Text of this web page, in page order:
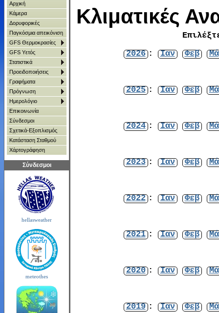
Αρχική
Κάμερα
Δορυφορικές
Παγκόσμια απεικόνιση
GFS Θερμοκρασίες
GFS Υετός
Στατιστικά
Προειδοποιήσεις
Γραφήματα
Πρόγνωση
Ημερολόγιο
Επικοινωνία
Σύνδεσμοι
Σχετικά-Εξοπλισμός
Κατάσταση Σταθμού
Χάρτoγράφηση
Σύνδεσμοι
hellasweather
meteothes
Κλιματικές
2026 : Ιαν Φεβ
2025 : Ιαν Φεβ
2024 : Ιαν Φεβ
2023 : Ιαν Φεβ
2022 : Ιαν Φεβ
2021 : Ιαν Φεβ
2020 : Ιαν Φεβ
2019 : Ιαν Φεβ